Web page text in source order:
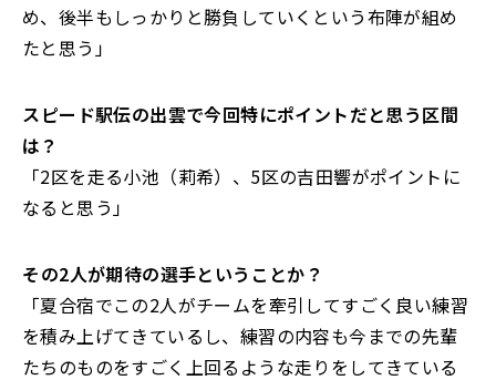
め、後半もしっかりと勝負していくという布陣が組め
たと思う」
――スピード駅伝の出雲で今回特にポイントだと思う区間
は？
「2区を走る小池（莉希）、5区の吉田響がポイントに
なると思う」
――その2人が期待の選手ということか？
「夏合宿でこの2人がチームを牽引してすごく良い練習
を積み上げてきているし、練習の内容も今までの先輩
たちのものをすごく上回るような走りをしてきている